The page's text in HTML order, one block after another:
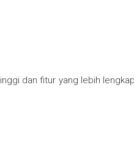
dan fitur yang lebih